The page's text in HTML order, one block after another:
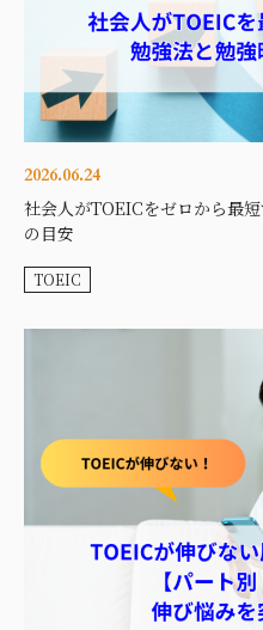
2026.06.24
社会人がTOEICをゼロから最
の目安
TOEIC